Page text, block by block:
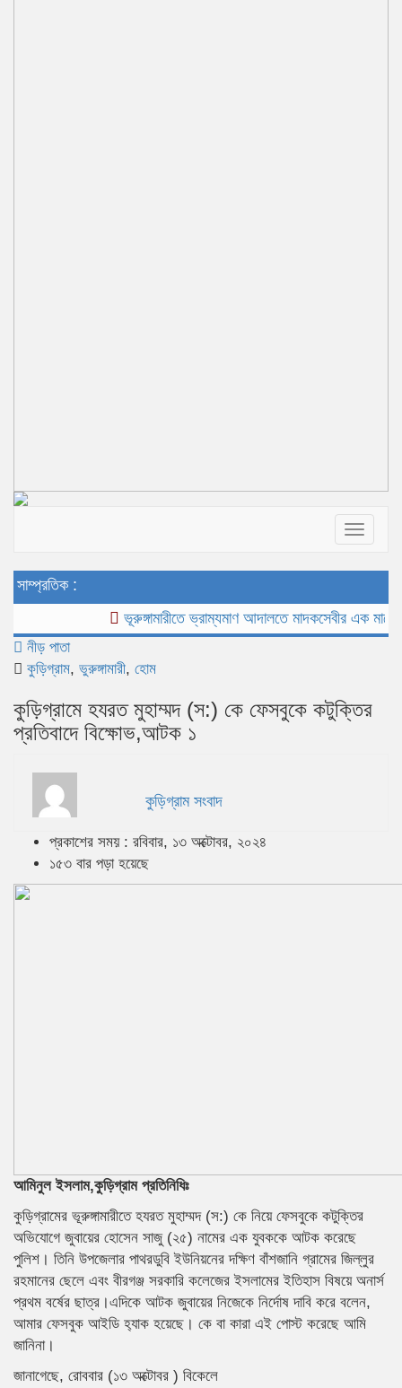
Toggle
সাম্প্রতিক :
ভূরুঙ্গামারীতে ভ্রাম্যমাণ আদালতে মাদকসেবীর এক মাসের
নীড় পাতা
কুড়িগ্রাম, ভুরুঙ্গামারী, হোম
কুড়িগ্রামে হযরত মুহাম্মদ (স:) কে ফেসবুকে কটুক্তির
প্রতিবাদে বিক্ষোভ,আটক ১
কুড়িগ্রাম সংবাদ
প্রকাশের সময় : রবিবার, ১৩ অক্টোবর, ২০২৪
১৫৩ বার পড়া হয়েছে
আমিনুল ইসলাম,কুড়িগ্রাম প্রতিনিধিঃ
কুড়িগ্রামের ভূরুঙ্গামারীতে হযরত মুহাম্মদ (স:) কে নিয়ে ফেসবুকে কটুক্তির
অভিযোগে জুবায়ের হোসেন সাজু (২৫) নামের এক যুবককে আটক করেছে
পুলিশ। তিনি উপজেলার পাথরডুবি ইউনিয়নের দক্ষিণ বাঁশজানি গ্রামের জিল্লুর
রহমানের ছেলে এবং বীরগঞ্জ সরকারি কলেজের ইসলামের ইতিহাস বিষয়ে অনার্স
প্রথম বর্ষের ছাত্র।এদিকে আটক জুবায়ের নিজেকে নির্দোষ দাবি করে বলেন,
আমার ফেসবুক আইডি হ‍্যাক হয়েছে। কে বা কারা এই পোস্ট করেছে আমি
জানিনা।
জানাগেছে, রোববার (১৩ অক্টোবর ) বিকেলে